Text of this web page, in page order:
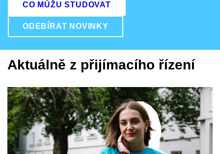
CO MŮŽU STUDOVAT
ODEBÍRAT NOVINKY
Aktuálně z přijímacího řízení